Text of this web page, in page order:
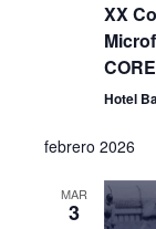
XX
Hotel
febrero 2026
MAR
3